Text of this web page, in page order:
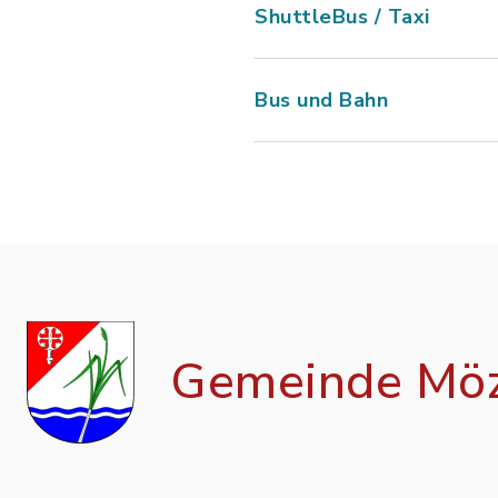
ShuttleBus / Taxi
Bus und Bahn
Gemeinde